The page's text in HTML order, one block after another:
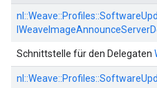
nl::Weave::Profiles::
Schnittstelle für den Delegaten
nl::Weave::Profiles::